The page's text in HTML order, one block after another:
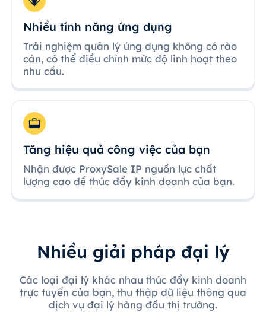
Nhiều tính năng ứng dụng
Trải nghiệm quản lý ứng dụng không có rào
cản, có thể điều chỉnh mức độ linh hoạt theo
nhu cầu.
Tăng hiệu quả công việc của bạn
Nhận được ProxySale IP nguồn lực chất
lượng cao để thúc đẩy kinh doanh của bạn.
Nhiều giải pháp đại lý
Các loại đại lý khác nhau thúc đẩy kinh doanh
trực tuyến của bạn, thu thập dữ liệu thông qua
dịch vụ đại lý hàng đầu thị trường.